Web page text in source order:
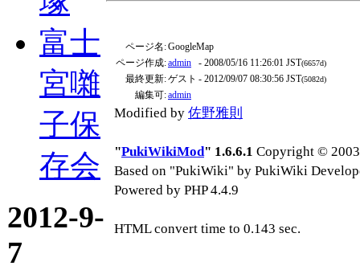
富士
宮囃
子保
存会
2012-9-
7
ページ名:GoogleMap
ページ作成:admin - 2008/05/16 11:26:01 JST(6657d)
最終更新:ゲスト - 2012/09/07 08:30:56 JST(5082d)
編集可:admin
Modified by 佐野雅則
"PukiWikiMod" 1.6.6.1 Copyright ©
Based on "PukiWiki" by PukiWiki
Powered by PHP 4.4.9
HTML convert time to 0.143 sec.